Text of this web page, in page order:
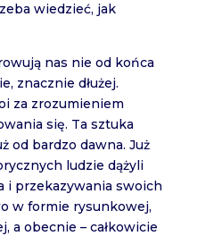
wiedzieć, jak
nas nie od końca
znacznie dłużej.
za zrozumieniem
się. Ta sztuka
od bardzo dawna. Już
ludzie dążyli
i przekazywania swoich
w formie rysunkowej,
a obecnie – całkowicie